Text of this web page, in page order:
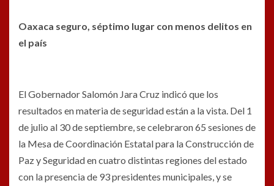
Oaxaca seguro, séptimo lugar con menos delitos en
el país
El Gobernador Salomón Jara Cruz indicó que los
resultados en materia de seguridad están a la vista. Del 1
de julio al 30 de septiembre, se celebraron 65 sesiones de
la Mesa de Coordinación Estatal para la Construcción de
Paz y Seguridad en cuatro distintas regiones del estado
con la presencia de 93 presidentes municipales, y se